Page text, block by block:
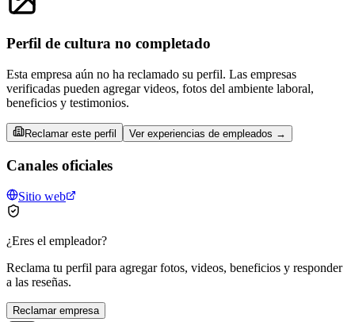
Perfil de cultura no completado
Esta empresa aún no ha reclamado su perfil. Las empresas
verificadas pueden agregar videos, fotos del ambiente laboral,
beneficios y testimonios.
Reclamar este perfil Ver experiencias de empleados →
Canales oficiales
Sitio web
¿Eres el empleador?
Reclama tu perfil para agregar fotos, videos, beneficios y responder
a las reseñas.
Reclamar empresa